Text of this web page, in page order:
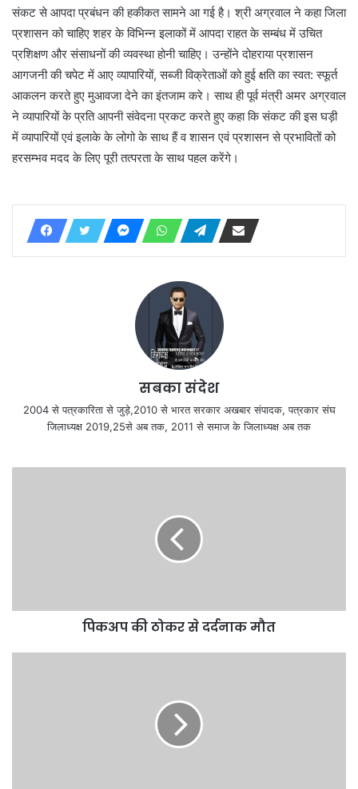
संकट से आपदा प्रबंधन की हकीकत सामने आ गई है। श्री अग्रवाल ने कहा जिला
प्रशासन को चाहिए शहर के विभिन्न इलाकों में आपदा राहत के सम्बंध में उचित
प्रशिक्षण और संसाधनों की व्यवस्था होनी चाहिए। उन्होंने दोहराया प्रशासन
आगजनी की चपेट में आए व्यापारियों, सब्जी विक्रेताओं को हुई क्षति का स्वत: स्फूर्त
आकलन करते हुए मुआवजा देने का इंतजाम करे। साथ ही पूर्व मंत्री अमर अग्रवाल
ने व्यापारियों के प्रति आपनी संवेदना प्रकट करते हुए कहा कि संकट की इस घड़ी
में व्यापारियों एवं इलाके के लोगो के साथ हैं व शासन एवं प्रशासन से प्रभावितों को
हरसम्भव मदद के लिए पूरी तत्परता के साथ पहल करेंगे।
सबका संदेश
2004 से पत्रकारिता से जुड़े,2010 से भारत सरकार अखबार संपादक, पत्रकार संघ
जिलाध्यक्ष 2019,25से अब तक, 2011 से समाज के जिलाध्यक्ष अब तक
पिकअप की ठोकर से दर्दनाक मौत